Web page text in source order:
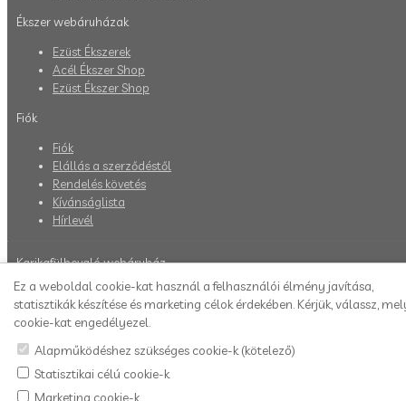
Ékszer webáruházak
Ezüst Ékszerek
Acél Ékszer Shop
Ezüst Ékszer Shop
Fiók
Fiók
Elállás a szerződéstől
Rendelés követés
Kívánságlista
Hírlevél
Karikafülbevaló webáruház
Ez a weboldal cookie-kat használ a felhasználói élmény javítása,
statisztikák készítése és marketing célok érdekében. Kérjük, válassz,
cookie-kat engedélyezel.
Alapműködéshez szükséges cookie-k (kötelező)
Statisztikai célú cookie-k
Marketing cookie-k